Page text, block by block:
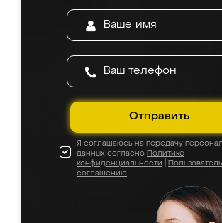
Отправить
Я соглашаюсь на передачу
данных согласно Политике
конфиденциальности
соглашению